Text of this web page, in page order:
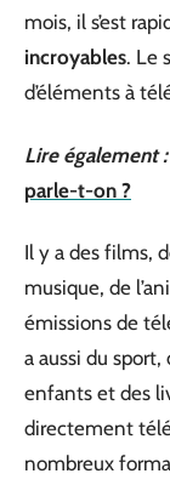
mois, il s’est
incroyables. Le
d’éléments à
Lire également :
parle-t-on ?
Il y a des films,
musique, de
émissions de
a aussi du
enfants et des
directement
nombreux